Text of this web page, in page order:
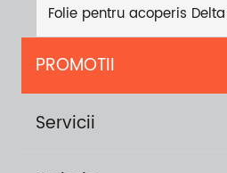
Folie pentru acoperis Delta
PROMOTII
Servicii